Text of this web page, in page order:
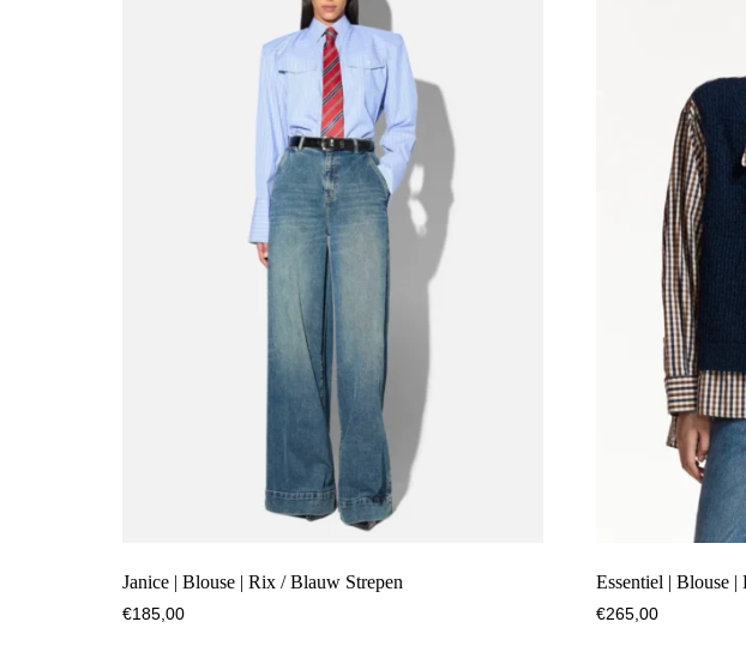
Janice | Blouse | Rix / Blauw Strepen
€185,00
Essentiel | Blouse |
€265,00